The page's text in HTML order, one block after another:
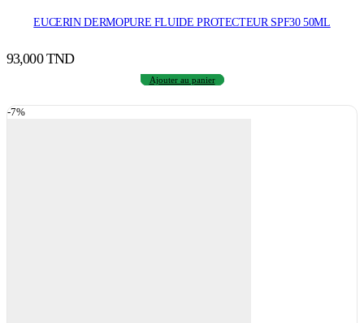
EUCERIN DERMOPURE FLUIDE PROTECTEUR SPF30 50ML
93,000TND
Ajouter au panier
-7%